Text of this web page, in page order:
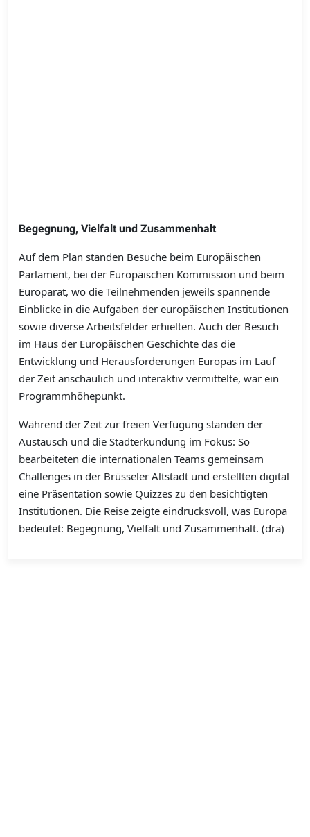
Begegnung, Vielfalt und Zusammenhalt
Auf dem Plan standen Besuche beim Europäischen
Parlament, bei der Europäischen Kommission und beim
Europarat, wo die Teilnehmenden jeweils spannende
Einblicke in die Aufgaben der europäischen Institutionen
sowie diverse Arbeitsfelder erhielten. Auch der Besuch
im Haus der Europäischen Geschichte das die
Entwicklung und Herausforderungen Europas im Lauf
der Zeit anschaulich und interaktiv vermittelte, war ein
Programmhöhepunkt.
Während der Zeit zur freien Verfügung standen der
Austausch und die Stadterkundung im Fokus: So
bearbeiteten die internationalen Teams gemeinsam
Challenges in der Brüsseler Altstadt und erstellten digital
eine Präsentation sowie Quizzes zu den besichtigten
Institutionen. Die Reise zeigte eindrucksvoll, was Europa
bedeutet: Begegnung, Vielfalt und Zusammenhalt. (dra)